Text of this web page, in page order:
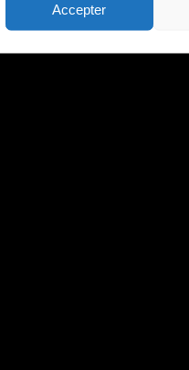
Accepter